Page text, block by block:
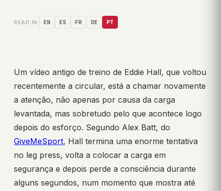
READ IN: EN ES FR DE PT
Um vídeo antigo de treino de Eddie Hall, que voltou
recentemente a circular, está a chamar novamente
a atenção, não apenas por causa da carga
levantada, mas sobretudo pelo que acontece logo
depois do esforço. Segundo Alex Batt, do
GiveMeSport, Hall termina uma enorme tentativa
no leg press, volta a colocar a carga em
segurança e depois perde a consciência durante
alguns segundos, num momento que mostra até